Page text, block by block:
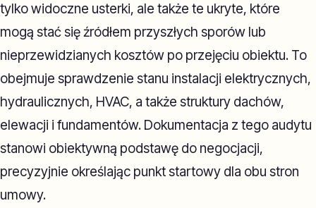
tylko widoczne usterki, ale także te ukryte, które
mogą stać się źródłem przyszłych sporów lub
nieprzewidzianych kosztów po przejęciu obiektu. To
obejmuje sprawdzenie stanu instalacji elektrycznych,
hydraulicznych, HVAC, a także struktury dachów,
elewacji i fundamentów. Dokumentacja z tego audytu
stanowi obiektywną podstawę do negocjacji,
precyzyjnie określając punkt startowy dla obu stron
umowy.